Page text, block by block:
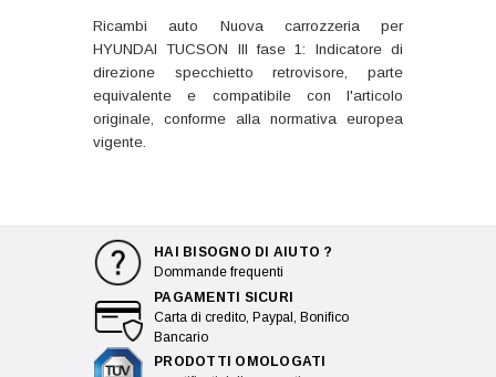
Ricambi auto Nuova carrozzeria per
HYUNDAI TUCSON III fase 1: Indicatore di
direzione specchietto retrovisore, parte
equivalente e compatibile con l'articolo
originale, conforme alla normativa europea
vigente.
HAI BISOGNO DI AIUTO ?
Dommande frequenti
PAGAMENTI SICURI
Carta di credito, Paypal, Bonifico
Bancario
PRODOTTI OMOLOGATI